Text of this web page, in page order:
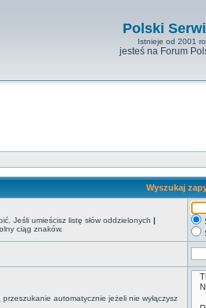
Polski
Istnieje od 2001
jesteś na Forum
Wyszukaj
Jeśli umieścisz listę słów oddzielonych |
ciąg znaków.
automatycznie jeżeli nie wyłączysz